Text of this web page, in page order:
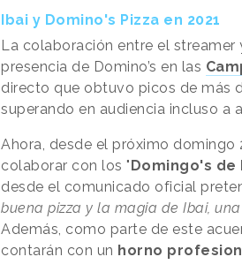
Ibai y Domino's Pizza en 2021
La colaboración entre el
presencia de Domino’s en las
directo que obtuvo picos de más
superando en audiencia incluso a
Ahora, desde el próximo domingo
colaborar con los "Domingo's de
desde el comunicado oficial
buena pizza y la magia de Ibai,
Además, como parte de este
contarán con un horno